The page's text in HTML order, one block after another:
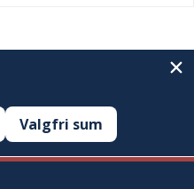
Valgfri sum